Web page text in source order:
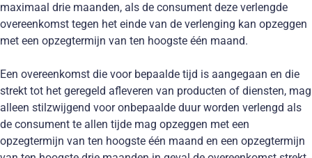
maximaal drie maanden, als de consument deze verlengde
overeenkomst tegen het einde van de verlenging kan opzeggen
met een opzegtermijn van ten hoogste één maand.
Een overeenkomst die voor bepaalde tijd is aangegaan en die
strekt tot het geregeld afleveren van producten of diensten, mag
alleen stilzwijgend voor onbepaalde duur worden verlengd als
de consument te allen tijde mag opzeggen met een
opzegtermijn van ten hoogste één maand en een opzegtermijn